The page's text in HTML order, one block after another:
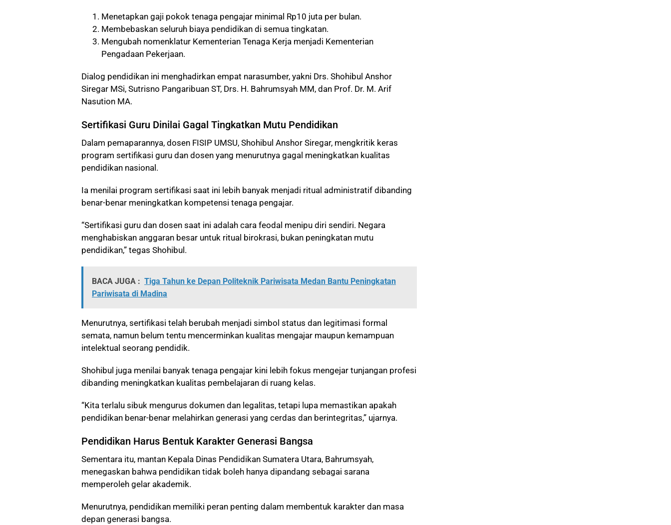
Menetapkan gaji pokok tenaga pengajar minimal Rp10 juta per bulan.
Membebaskan seluruh biaya pendidikan di semua tingkatan.
Mengubah nomenklatur Kementerian Tenaga Kerja menjadi Kementerian
Pengadaan Pekerjaan.
Dialog pendidikan ini menghadirkan empat narasumber, yakni Drs. Shohibul Anshor
Siregar MSi, Sutrisno Pangaribuan ST, Drs. H. Bahrumsyah MM, dan Prof. Dr. M. Arif
Nasution MA.
Sertifikasi Guru Dinilai Gagal Tingkatkan Mutu Pendidikan
Dalam pemaparannya, dosen FISIP UMSU, Shohibul Anshor Siregar, mengkritik keras
program sertifikasi guru dan dosen yang menurutnya gagal meningkatkan kualitas
pendidikan nasional.
Ia menilai program sertifikasi saat ini lebih banyak menjadi ritual administratif dibanding
benar-benar meningkatkan kompetensi tenaga pengajar.
“Sertifikasi guru dan dosen saat ini adalah cara feodal menipu diri sendiri. Negara
menghabiskan anggaran besar untuk ritual birokrasi, bukan peningkatan mutu
pendidikan,” tegas Shohibul.
BACA JUGA : Tiga Tahun ke Depan Politeknik Pariwisata Medan Bantu Peningkatan
Pariwisata di Madina
Menurutnya, sertifikasi telah berubah menjadi simbol status dan legitimasi formal
semata, namun belum tentu mencerminkan kualitas mengajar maupun kemampuan
intelektual seorang pendidik.
Shohibul juga menilai banyak tenaga pengajar kini lebih fokus mengejar tunjangan profesi
dibanding meningkatkan kualitas pembelajaran di ruang kelas.
“Kita terlalu sibuk mengurus dokumen dan legalitas, tetapi lupa memastikan apakah
pendidikan benar-benar melahirkan generasi yang cerdas dan berintegritas,” ujarnya.
Pendidikan Harus Bentuk Karakter Generasi Bangsa
Sementara itu, mantan Kepala Dinas Pendidikan Sumatera Utara, Bahrumsyah,
menegaskan bahwa pendidikan tidak boleh hanya dipandang sebagai sarana
memperoleh gelar akademik.
Menurutnya, pendidikan memiliki peran penting dalam membentuk karakter dan masa
depan generasi bangsa.